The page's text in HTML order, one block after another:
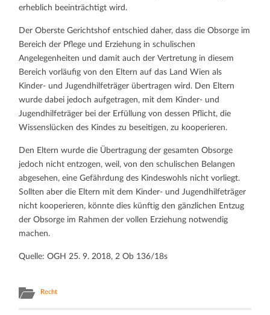
erheblich beeinträchtigt wird.
Der Oberste Gerichtshof entschied daher, dass die Obsorge im
Bereich der Pflege und Erziehung in schulischen
Angelegenheiten und damit auch der Vertretung in diesem
Bereich vorläufig von den Eltern auf das Land Wien als
Kinder- und Jugendhilfeträger übertragen wird. Den Eltern
wurde dabei jedoch aufgetragen, mit dem Kinder- und
Jugendhilfeträger bei der Erfüllung von dessen Pflicht, die
Wissenslücken des Kindes zu beseitigen, zu kooperieren.
Den Eltern wurde die Übertragung der gesamten Obsorge
jedoch nicht entzogen, weil, von den schulischen Belangen
abgesehen, eine Gefährdung des Kindeswohls nicht vorliegt.
Sollten aber die Eltern mit dem Kinder- und Jugendhilfeträger
nicht kooperieren, könnte dies künftig den gänzlichen Entzug
der Obsorge im Rahmen der vollen Erziehung notwendig
machen.
Quelle: OGH 25. 9. 2018, 2 Ob 136/18s
Recht